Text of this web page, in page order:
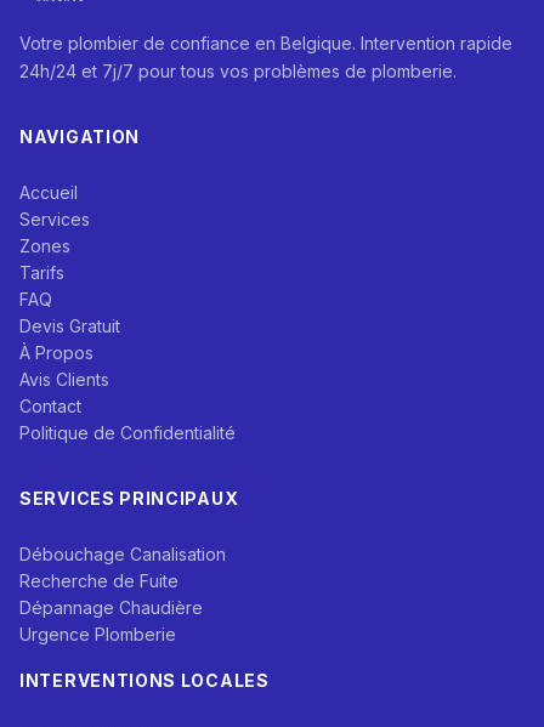
Votre plombier de confiance en Belgique. Intervention rapide
24h/24 et 7j/7 pour tous vos problèmes de plomberie.
NAVIGATION
Accueil
Services
Zones
Tarifs
FAQ
Devis Gratuit
À Propos
Avis Clients
Contact
Politique de Confidentialité
SERVICES PRINCIPAUX
Débouchage Canalisation
Recherche de Fuite
Dépannage Chaudière
Urgence Plomberie
INTERVENTIONS LOCALES